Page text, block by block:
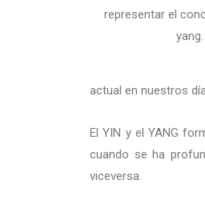
representar el
yang.
actual en nuestros
El YIN y el YANG
cuando se ha
viceversa.